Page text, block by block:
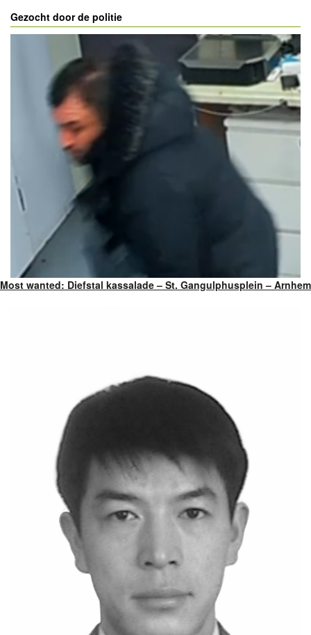
Gezocht door de politie
Most wanted: Diefstal kassalade – St. Gangulphusplein – Arnhem